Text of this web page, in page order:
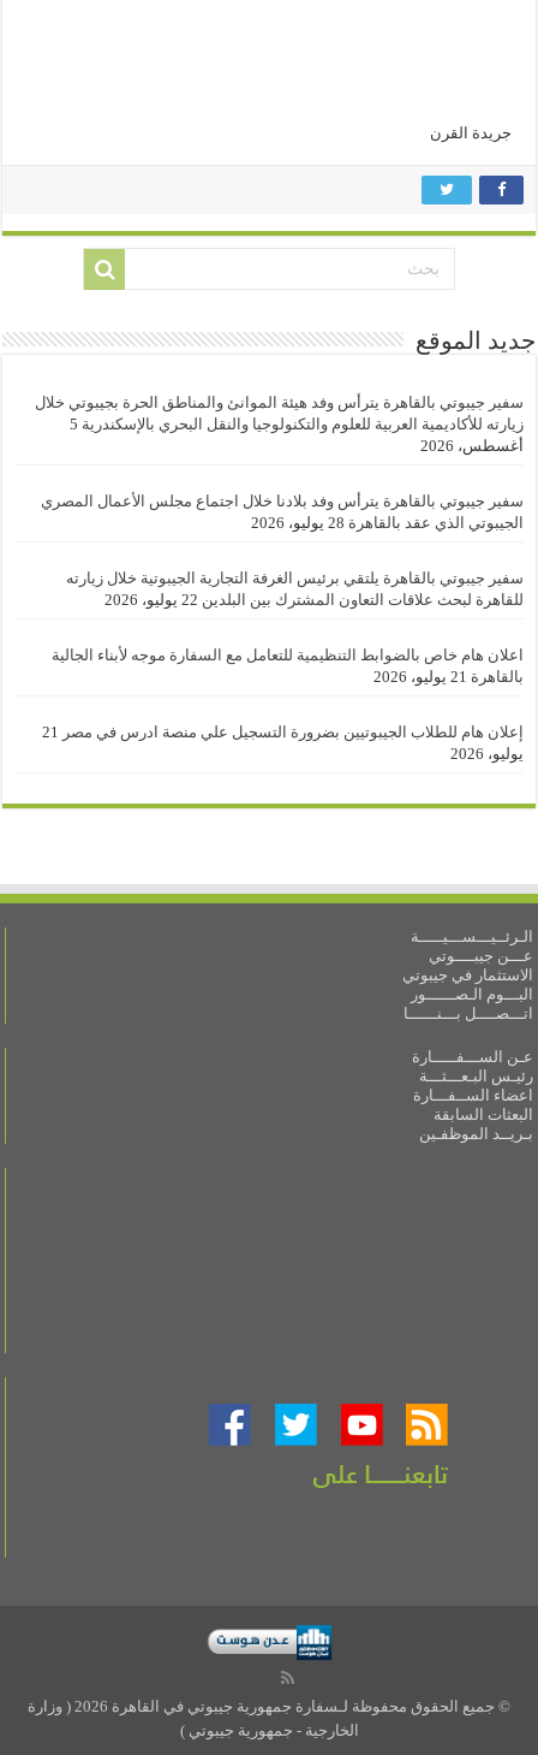
جريدة القرن
جديد الموقع
سفير جيبوتي بالقاهرة يترأس وفد هيئة الموانئ والمناطق الحرة بجيبوتي خلال
زيارته للأكاديمية العربية للعلوم والتكنولوجيا والنقل البحري بالإسكندرية 5
أغسطس، 2026
سفير جيبوتي بالقاهرة يترأس وفد بلادنا خلال اجتماع مجلس الأعمال المصري
الجيبوتي الذي عقد بالقاهرة 28 يوليو، 2026
سفير جيبوتي بالقاهرة يلتقي برئيس الغرفة التجارية الجيبوتية خلال زيارته
للقاهرة لبحث علاقات التعاون المشترك بين البلدين 22 يوليو، 2026
اعلان هام خاص بالضوابط التنظيمية للتعامل مع السفارة موجه لأبناء الجالية
بالقاهرة 21 يوليو، 2026
إعلان هام للطلاب الجيبوتيين بضرورة التسجيل علي منصة ادرس في مصر
21
يوليو، 2026
الـرئــيـــســـيـــــة
عـــن جيبــــوتي
الاستثمار في جيبوتي
البـــوم الـصــــــور
اتـــصــــل بـــنــــــا
عـن الســـفـــــارة
رئيـس البـعـــثـــة
اعضاء الســفـــارة
البعثات السابقة
بـريــد الموظفـين
© جميع الحقوق محفوظة لـسفارة جمهورية جيبوتي في القاهرة 2026 ( وزارة
الخارجية - جمهورية جيبوتي )